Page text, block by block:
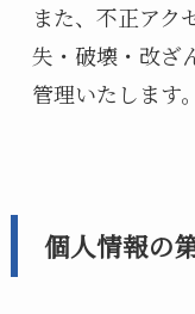
また、不正アク
失・破壊・改ざ
管理いたします。
個人情報の